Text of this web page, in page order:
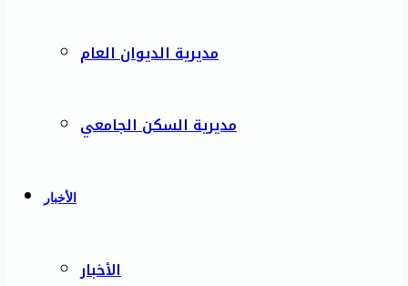
مديرية الديوان العام
مديرية السكن الجامعي
الأخبار
الأخبار